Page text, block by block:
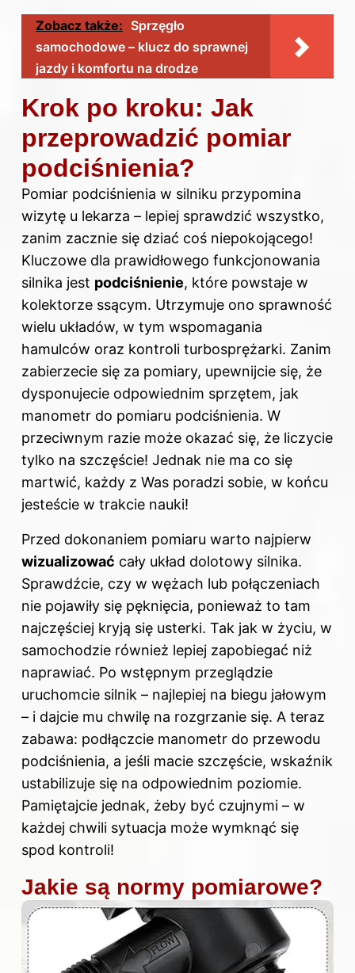
Zobacz także: Sprzęgło
samochodowe – klucz do sprawnej
jazdy i komfortu na drodze
Krok po kroku: Jak
przeprowadzić pomiar
podciśnienia?
Pomiar podciśnienia w silniku przypomina
wizytę u lekarza – lepiej sprawdzić wszystko,
zanim zacznie się dziać coś niepokojącego!
Kluczowe dla prawidłowego funkcjonowania
silnika jest podciśnienie, które powstaje w
kolektorze ssącym. Utrzymuje ono sprawność
wielu układów, w tym wspomagania
hamulców oraz kontroli turbosprężarki. Zanim
zabierzecie się za pomiary, upewnijcie się, że
dysponujecie odpowiednim sprzętem, jak
manometr do pomiaru podciśnienia. W
przeciwnym razie może okazać się, że liczycie
tylko na szczęście! Jednak nie ma co się
martwić, każdy z Was poradzi sobie, w końcu
jesteście w trakcie nauki!
Przed dokonaniem pomiaru warto najpierw
wizualizować cały układ dolotowy silnika.
Sprawdźcie, czy w wężach lub połączeniach
nie pojawiły się pęknięcia, ponieważ to tam
najczęściej kryją się usterki. Tak jak w życiu, w
samochodzie również lepiej zapobiegać niż
naprawiać. Po wstępnym przeglądzie
uruchomcie silnik – najlepiej na biegu jałowym
– i dajcie mu chwilę na rozgrzanie się. A teraz
zabawa: podłączcie manometr do przewodu
podciśnienia, a jeśli macie szczęście, wskaźnik
ustabilizuje się na odpowiednim poziomie.
Pamiętajcie jednak, żeby być czujnymi – w
każdej chwili sytuacja może wymknąć się
spod kontroli!
Jakie są normy pomiarowe?